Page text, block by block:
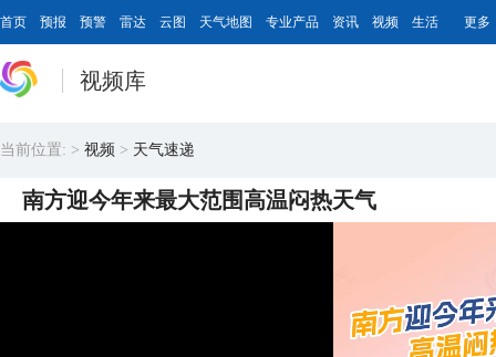
首页 预报 预警 雷达 云图 天气地图 专业产品 资讯 视频 生活 更多
视频库
当前位置: > 视频 > 天气速递
南方迎今年来最大范围高温闷热天气